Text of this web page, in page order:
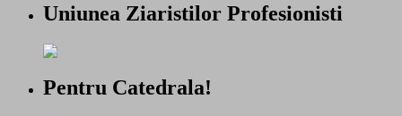
Uniunea Ziaristilor Profesionisti
Pentru Catedrala!